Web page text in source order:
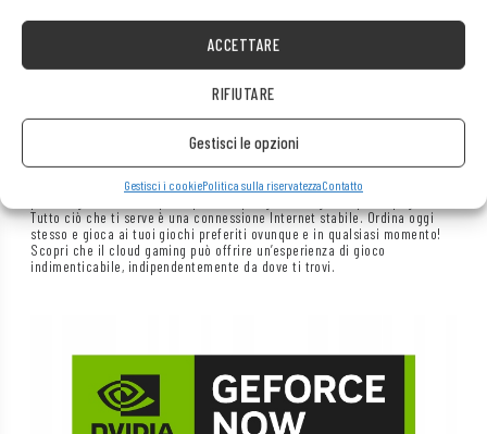
ACCETTARE
RIFIUTARE
Gestisci le opzioni
Gestisci i cookiePolitica sulla riservatezzaContatto
Guarda senza problemi film e ascolta musica in alta qualità da
piattaforme come Netflix, HBO, Amazon, YouTube, Spotify e Facebook.
Non vuoi investire in attrezzature costose, ma hai voglia di giocare ai
giochi più recenti? Abbiamo la soluzione che fa per te! Il nostro laptop
Elitebook con il servizioGeForce Nowè la scelta ideale per ogni
appassionato di giochi. Grazie all’applicazioneGeForce Now
Tutto ciò che ti serve è una connessione Internet stabile. Ordina oggi
stesso e gioca ai tuoi giochi preferiti ovunque e in qualsiasi momento!
Scopri che il cloud gaming può offrire un’esperienza di gioco
indimenticabile, indipendentemente da dove ti trovi.